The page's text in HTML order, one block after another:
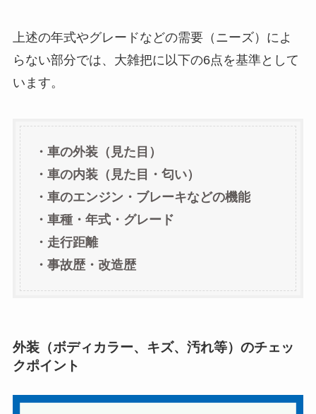
上述の年式やグレードなどの需要（ニーズ）によ
らない部分では、大雑把に以下の6点を基準として
います。
・車の外装（見た目）
・車の内装（見た目・匂い）
・車のエンジン・ブレーキなどの機能
・車種・年式・グレード
・走行距離
・事故歴・改造歴
外装（ボディカラー、キズ、汚れ等）のチェッ
クポイント